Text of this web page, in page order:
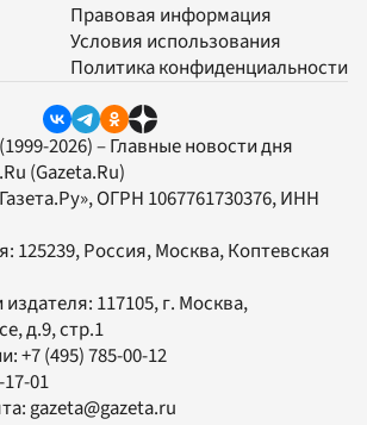
Правовая информация
Условия использования
Политика конфиденциальности
2026) – Главные новости дня
(Gazeta.Ru)
, ОГРН 1067761730376, ИНН
125239, Россия, Москва, Коптевская
издателя: 117105, г. Москва,
д.9, стр.1
+7 (495) 785-00-12
01
gazeta@gazeta.ru